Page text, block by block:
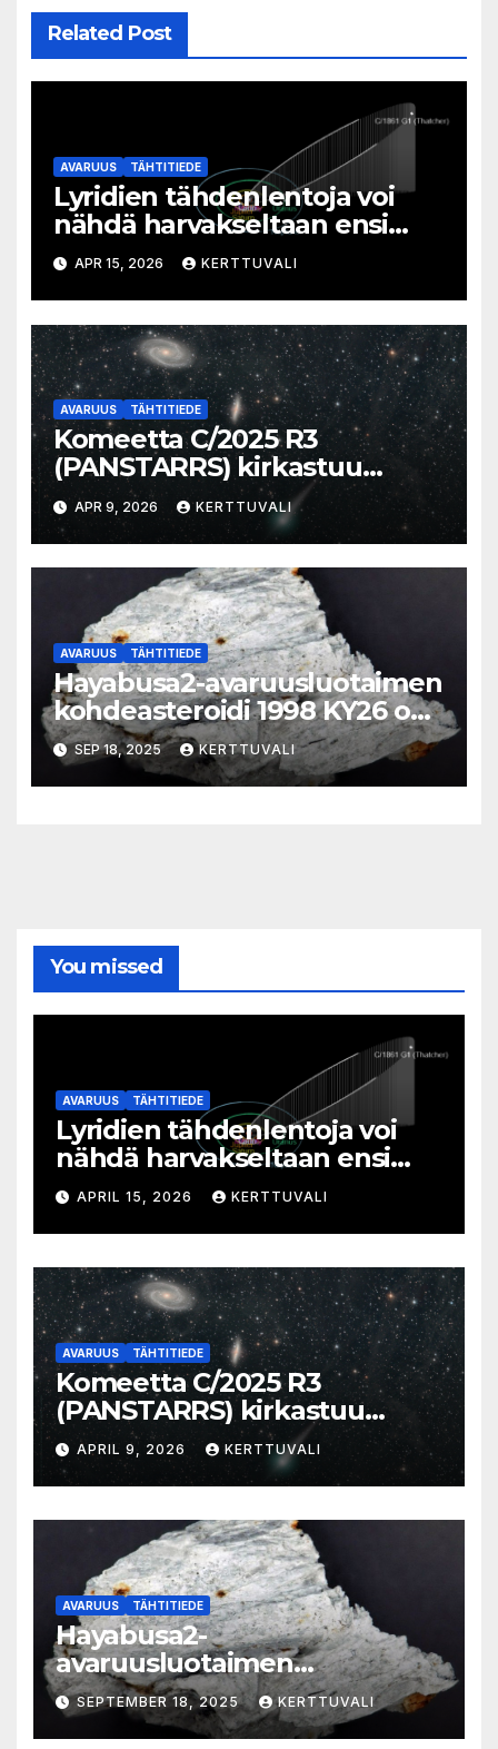
Related Post
AVARUUS TÄHTITIEDE
Lyridien tähdenlentoja voi
nähdä harvakseltaan ensi
viikolla
APR 15, 2026 KERTTUVALI
AVARUUS TÄHTITIEDE
Komeetta C/2025 R3
(PANSTARRS) kirkastuu
aamutaivaalla
APR 9, 2026 KERTTUVALI
AVARUUS TÄHTITIEDE
Hayabusa2-avaruusluotaimen
kohdeasteroidi 1998 KY26 on
pieni, valkoinen, nopeasti
pyörivä kallionlohkare
SEP 18, 2025 KERTTUVALI
You missed
AVARUUS TÄHTITIEDE
Lyridien tähdenlentoja voi
nähdä harvakseltaan ensi
viikolla
APRIL 15, 2026 KERTTUVALI
AVARUUS TÄHTITIEDE
Komeetta C/2025 R3
(PANSTARRS) kirkastuu
aamutaivaalla
APRIL 9, 2026 KERTTUVALI
AVARUUS TÄHTITIEDE
Hayabusa2-
avaruusluotaimen
kohdeasteroidi 1998 KY26 on
pieni, valkoinen, nopeasti
SEPTEMBER 18, 2025 KERTTUVALI